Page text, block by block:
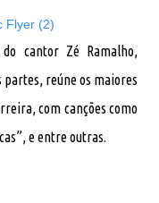
partes, reúne os maiores
com canções como
e entre outras.